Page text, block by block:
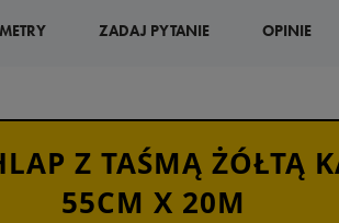
ZADAJ PYTANIE OPINIE
Z TAŚMĄ ŻÓŁTĄ
55CM X 20M